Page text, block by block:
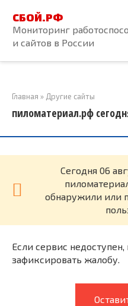
контенту
СБОЙ.РФ
Мониторинг
и сайтов в России
Главная » Другие сайты
пиломатериал.рф
Cегодня 06
обнаружили или
Если сервис
зафиксировать жалобу.